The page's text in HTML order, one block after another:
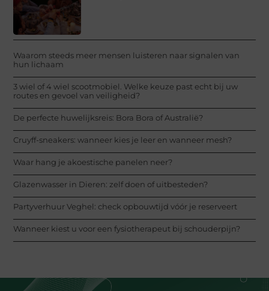
Waarom steeds meer mensen luisteren naar signalen van
hun lichaam
3 wiel of 4 wiel scootmobiel. Welke keuze past echt bij uw
routes en gevoel van veiligheid?
De perfecte huwelijksreis: Bora Bora of Australië?
Cruyff-sneakers: wanneer kies je leer en wanneer mesh?
Waar hang je akoestische panelen neer?
Glazenwasser in Dieren: zelf doen of uitbesteden?
Partyverhuur Veghel: check opbouwtijd vóór je reserveert
Wanneer kiest u voor een fysiotherapeut bij schouderpijn?